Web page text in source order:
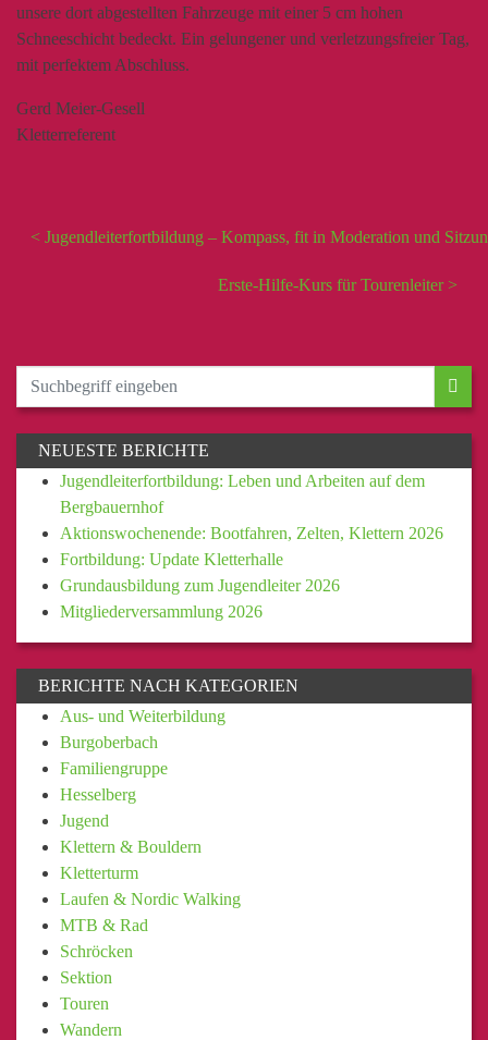
unsere dort abgestellten Fahrzeuge mit einer 5 cm hohen
Schneeschicht bedeckt. Ein gelungener und verletzungsfreier Tag,
mit perfektem Abschluss.
Gerd Meier-Gesell
Kletterreferent
< Jugendleiterfortbildung – Kompass, fit in Moderation und
Erste-Hilfe-Kurs für Tourenleiter >
NEUESTE BERICHTE
Jugendleiterfortbildung: Leben und Arbeiten auf dem
Bergbauernhof
Aktionswochenende: Bootfahren, Zelten, Klettern 2026
Fortbildung: Update Kletterhalle
Grundausbildung zum Jugendleiter 2026
Mitgliederversammlung 2026
BERICHTE NACH KATEGORIEN
Aus- und Weiterbildung
Burgoberbach
Familiengruppe
Hesselberg
Jugend
Klettern & Bouldern
Kletterturm
Laufen & Nordic Walking
MTB & Rad
Schröcken
Sektion
Touren
Wandern